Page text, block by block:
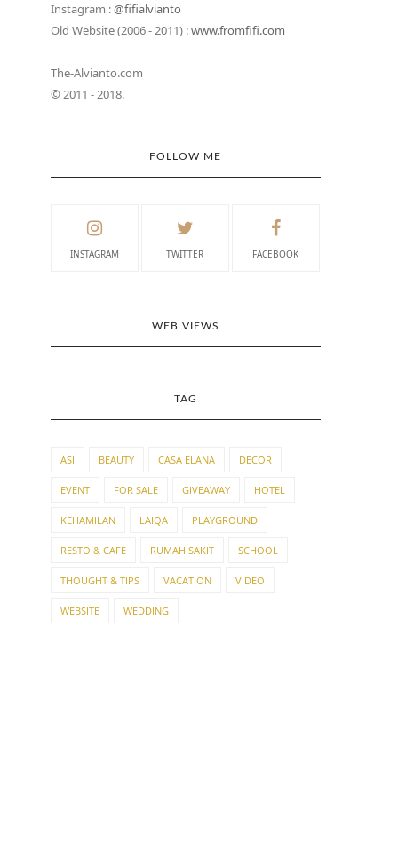
Instagram :@fifialvianto
Old Website (2006 - 2011) :www.fromfifi.com
The-Alvianto.com
© 2011 - 2018.
FOLLOW ME
INSTAGRAM TWITTER FACEBOOK
WEB VIEWS
TAG
ASI BEAUTY CASA ELANA DECOR
EVENT FOR SALE GIVEAWAY HOTEL
KEHAMILAN LAIQA PLAYGROUND
RESTO & CAFE RUMAH SAKIT SCHOOL
THOUGHT & TIPS VACATION VIDEO
WEBSITE WEDDING